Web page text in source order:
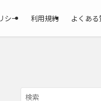
シー 利用規約 よくあ